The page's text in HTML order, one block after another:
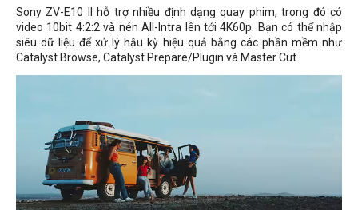
Sony ZV-E10 II hỗ trợ nhiều định dạng quay phim, trong đó có
video 10bit 4:2:2 và nén All-Intra lên tới 4K60p. Bạn có thể nhập
siêu dữ liệu để xử lý hậu kỳ hiệu quả bằng các phần mềm như
Catalyst Browse, Catalyst Prepare/Plugin và Master Cut.